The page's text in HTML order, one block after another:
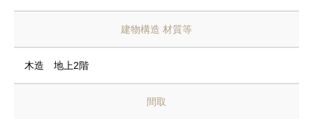
建物構造 材質等
木造 地上2階
間取